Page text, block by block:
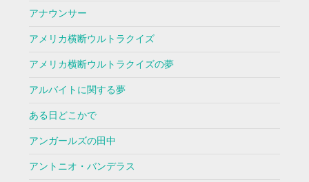
アナウンサー
アメリカ横断ウルトラクイズ
アメリカ横断ウルトラクイズの夢
アルバイトに関する夢
ある日どこかで
アンガールズの田中
アントニオ・バンデラス